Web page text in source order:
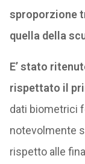
sproporzione
quella della
E’ stato
rispettato il
dati biometrici
notevolmente
rispetto alle